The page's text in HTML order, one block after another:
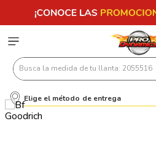
Busca la medida de tu llanta:
Elige el método de entrega